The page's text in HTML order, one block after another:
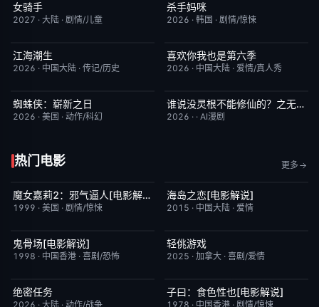
7月15日更新
女骑手
2027 · 大陆 · 剧情/儿童
更新至第02集
杀手妈咪
2026 · 韩国 · 剧情/惊悚
更新至第26集
江海潮生
2026 · 中国大陆 · 传记/历史
今日更新
喜欢你我也是第六季
2026 · 中国大陆 · 爱情/真人秀
TC中字
蜘蛛侠：崭新之日
2026 · 美国 · 动作/科幻
完结 5.0谁说没灵根不能修仙的？之无灵证道第五季
2026 · · AI漫剧
热门电影 更多
已完结 5.7魔女嘉莉2：邪气逼人[电影解说]
1999 · 美国 · 剧情/惊悚
已完结
海岛之恋[电影解说]
2015 · 中国大陆 · 爱情
已完结
鬼骨场[电影解说]
1998 · 中国香港 · 喜剧/恐怖
今日更新
轻佻游戏
2025 · 加拿大 · 喜剧/爱情
今日更新
绝密任务
2026 · 大陆 · 动作/战争
已完结
子曰：食色性也[电影解说]
1978 · 中国香港 · 剧情/惊悚